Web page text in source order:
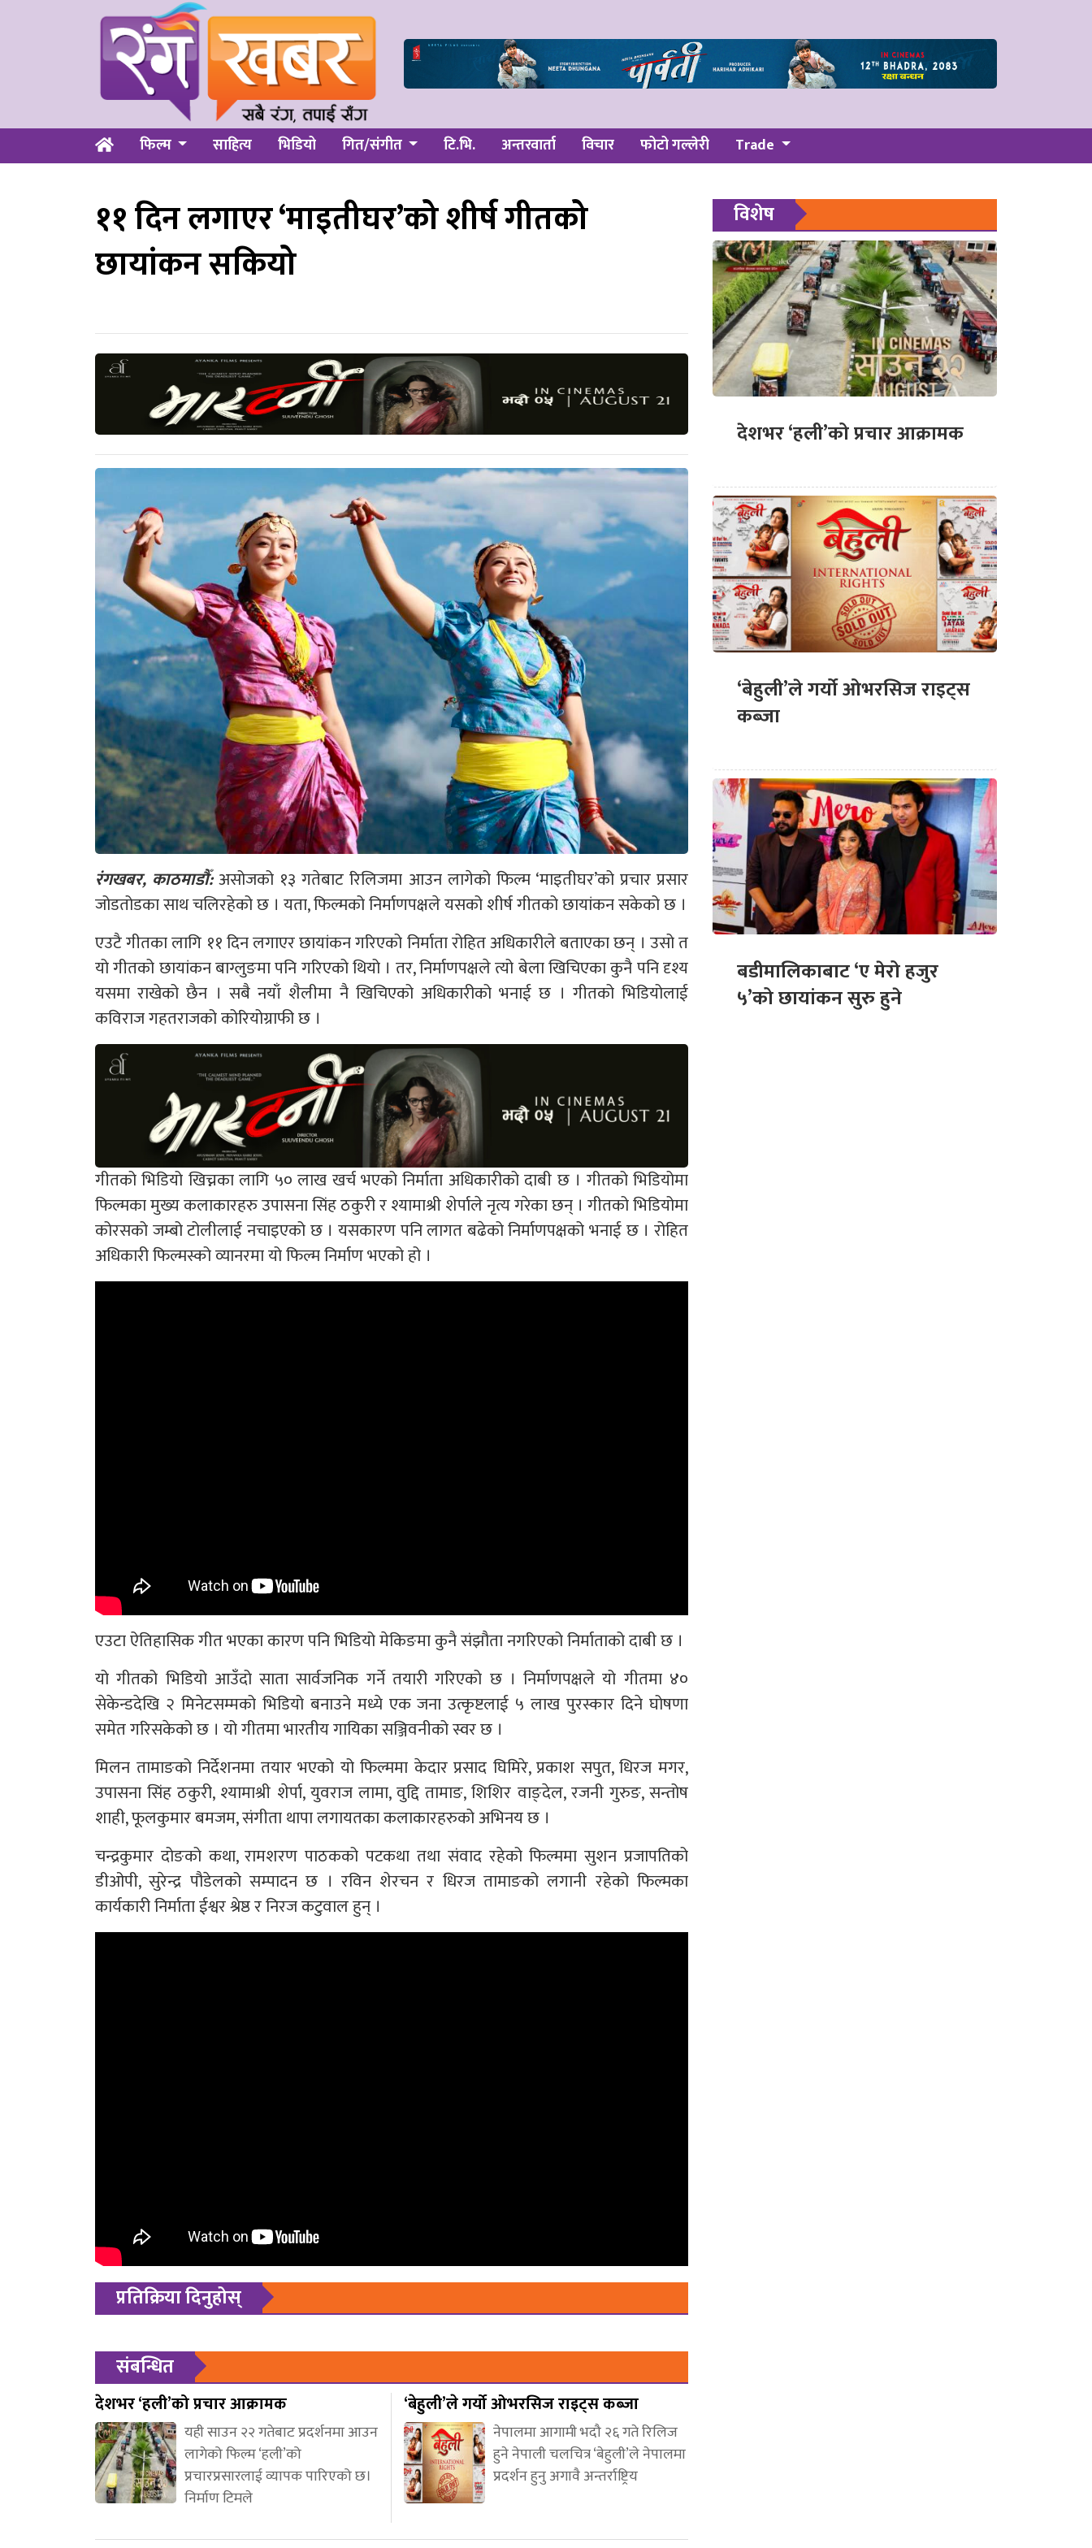
फिल्म साहित्य भिडियो गित/संगीत टि.भि. अन्तरवार्ता विचार फोटो गल्लेरी Trade
११ दिन लगाएर ‘माइतीघर’को शीर्ष गीतको
छायांकन सकियो
रंगखबर, काठमाडौँ: असोजको १३ गतेबाट रिलिजमा आउन लागेको फिल्म ‘माइतीघर’को प्रचार प्रसार
जोडतोडका साथ चलिरहेको छ । यता, फिल्मको निर्माणपक्षले यसको शीर्ष गीतको छायांकन सकेको छ ।
एउटै गीतका लागि ११ दिन लगाएर छायांकन गरिएको निर्माता रोहित अधिकारीले बताएका छन् । उसो त
यो गीतको छायांकन बाग्लुङमा पनि गरिएको थियो । तर, निर्माणपक्षले त्यो बेला खिचिएका कुनै पनि दृश्य
यसमा राखेको छैन । सबै नयाँ शैलीमा नै खिचिएको अधिकारीको भनाई छ । गीतको भिडियोलाई
कविराज गहतराजको कोरियोग्राफी छ ।
गीतको भिडियो खिच्नका लागि ५० लाख खर्च भएको निर्माता अधिकारीको दाबी छ । गीतको भिडियोमा
फिल्मका मुख्य कलाकारहरु उपासना सिंह ठकुरी र श्यामाश्री शेर्पाले नृत्य गरेका छन् । गीतको भिडियोमा
कोरसको जम्बो टोलीलाई नचाइएको छ । यसकारण पनि लागत बढेको निर्माणपक्षको भनाई छ । रोहित
अधिकारी फिल्मस्को व्यानरमा यो फिल्म निर्माण भएको हो ।
एउटा ऐतिहासिक गीत भएका कारण पनि भिडियो मेकिङमा कुनै संझौता नगरिएको निर्माताको दाबी छ ।
यो गीतको भिडियो आउँदो साता सार्वजनिक गर्ने तयारी गरिएको छ । निर्माणपक्षले यो गीतमा ४०
सेकेन्डदेखि २ मिनेटसम्मको भिडियो बनाउने मध्ये एक जना उत्कृष्टलाई ५ लाख पुरस्कार दिने घोषणा
समेत गरिसकेको छ । यो गीतमा भारतीय गायिका सञ्जिवनीको स्वर छ ।
मिलन तामाङको निर्देशनमा तयार भएको यो फिल्ममा केदार प्रसाद घिमिरे, प्रकाश सपुत, धिरज मगर,
उपासना सिंह ठकुरी, श्यामाश्री शेर्पा, युवराज लामा, वुद्दि तामाङ, शिशिर वाङ्देल, रजनी गुरुङ, सन्तोष
शाही, फूलकुमार बमजम, संगीता थापा लगायतका कलाकारहरुको अभिनय छ ।
चन्द्रकुमार दोङको कथा, रामशरण पाठकको पटकथा तथा संवाद रहेको फिल्ममा सुशन प्रजापतिको
डीओपी, सुरेन्द्र पौडेलको सम्पादन छ । रविन शेरचन र धिरज तामाङको लगानी रहेको फिल्मका
कार्यकारी निर्माता ईश्वर श्रेष्ठ र निरज कटुवाल हुन् ।
प्रतिक्रिया दिनुहोस्
संबन्धित
देशभर ‘हली’को प्रचार आक्रामक
यही साउन २२ गतेबाट प्रदर्शनमा आउन
लागेको फिल्म ‘हली’को
प्रचारप्रसारलाई व्यापक पारिएको छ।
निर्माण टिमले
‘बेहुली’ले गर्यो ओभरसिज राइट्स कब्जा
नेपालमा आगामी भदौ २६ गते रिलिज
हुने नेपाली चलचित्र ‘बेहुली’ले नेपालमा
प्रदर्शन हुनु अगावै अन्तर्राष्ट्रिय
विशेष
देशभर ‘हली’को प्रचार आक्रामक
‘बेहुली’ले गर्यो ओभरसिज राइट्स
कब्जा
बडीमालिकाबाट ‘ए मेरो हजुर
५’को छायांकन सुरु हुने